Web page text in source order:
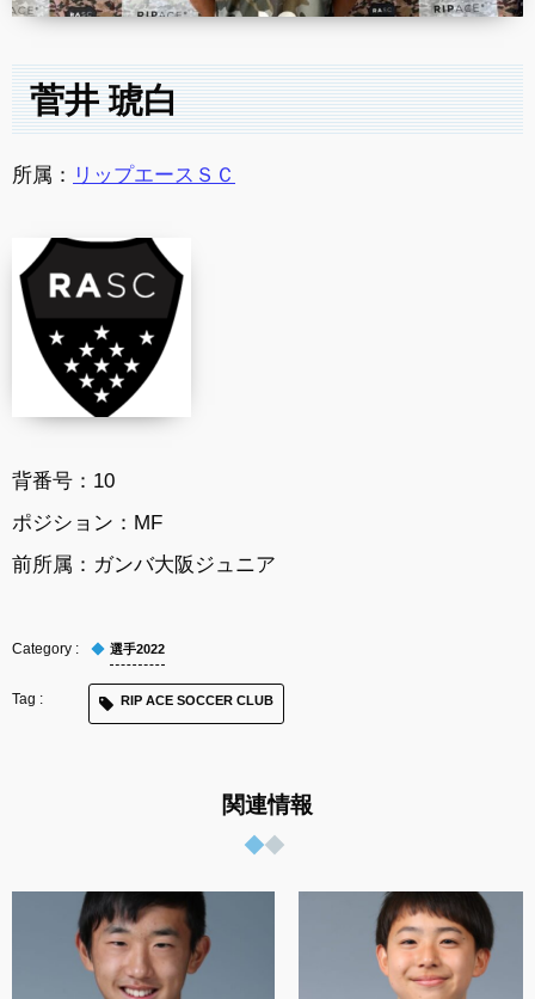
菅井 琥白
所属： リップエースＳＣ
背番号：10
ポジション：MF
前所属：ガンバ大阪ジュニア
選手2022
RIP ACE SOCCER CLUB
関連情報